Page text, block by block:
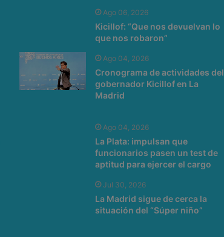
Ago 06, 2026
Kicillof: “Que nos devuelvan lo
que nos robaron”
Ago 04, 2026
Cronograma de actividades del
gobernador Kicillof en La
Madrid
Ago 04, 2026
La Plata: impulsan que
funcionarios pasen un test de
aptitud para ejercer el cargo
Jul 30, 2026
La Madrid sigue de cerca la
situación del “Súper niño”